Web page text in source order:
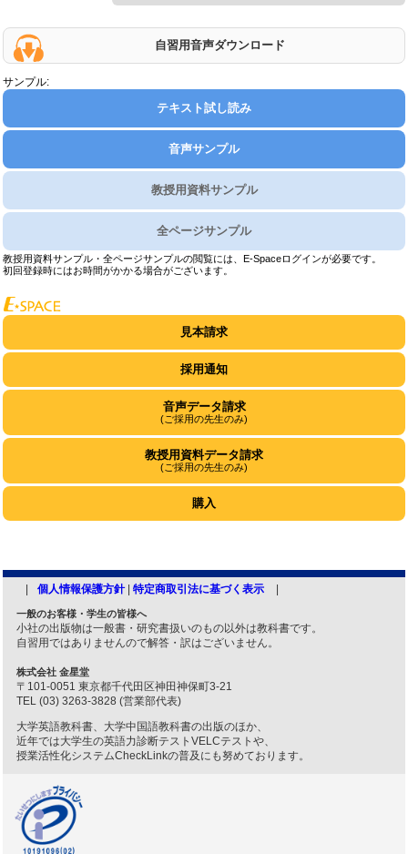
自習用音声ダウンロード
サンプル:
テキスト試し読み
音声サンプル
教授用資料サンプル
全ページサンプル
教授用資料サンプル・全ページサンプルの閲覧には、E-Spaceログインが必要です。
初回登録時にはお時間がかかる場合がございます。
見本請求
採用通知
音声データ請求
(ご採用の先生のみ)
教授用資料データ請求
(ご採用の先生のみ)
購入
個人情報保護方針| 特定商取引法に基づく表示
一般のお客様・学生の皆様へ
小社の出版物は一般書・研究書扱いのもの以外は教科書です。
自習用ではありませんので解答・訳はございません。
株式会社 金星堂
〒101-0051 東京都千代田区神田神保町3-21
TEL (03) 3263-3828 (営業部代表)
大学英語教科書、大学中国語教科書の出版のほか、
近年では大学生の英語力診断テストVELCテストや、
授業活性化システムCheckLinkの普及にも努めております。